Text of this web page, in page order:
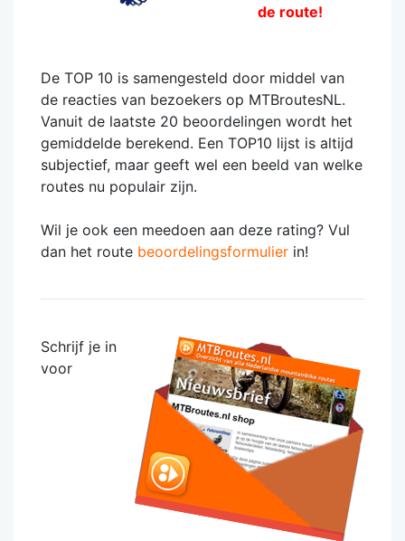
de route!
De TOP 10 is samengesteld door middel van
de reacties van bezoekers op MTBroutesNL.
Vanuit de laatste 20 beoordelingen wordt het
gemiddelde berekend. Een TOP10 lijst is altijd
subjectief, maar geeft wel een beeld van welke
routes nu populair zijn.
Wil je ook een meedoen aan deze rating? Vul
dan het route beoordelingsformulier in!
Schrijf je in
voor